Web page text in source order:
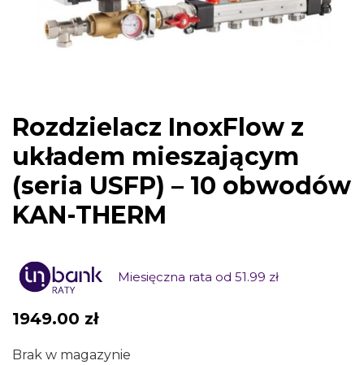
Rozdzielacz InoxFlow z
układem mieszającym
(seria USFP) – 10 obwodów
KAN-THERM
Miesięczna rata od 51.99 zł
1949.00 zł
Brak w magazynie